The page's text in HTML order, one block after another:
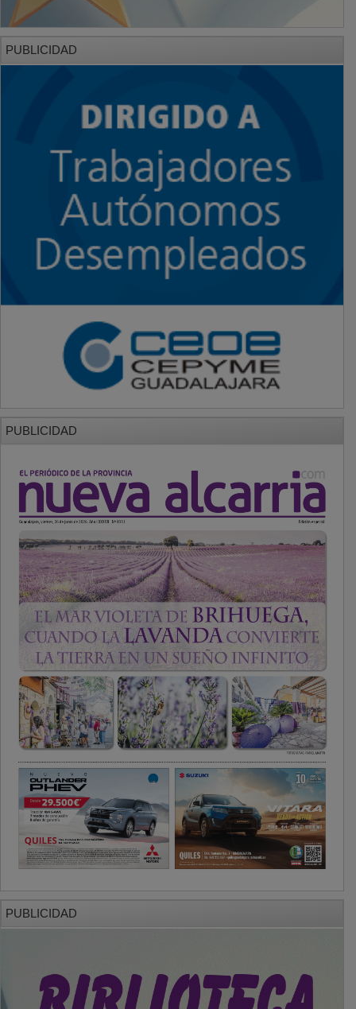
PUBLICIDAD
PUBLICIDAD
PUBLICIDAD